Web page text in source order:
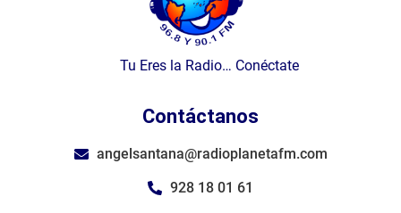
Tu Eres la Radio… Conéctate
Contáctanos
angelsantana@radioplanetafm.com
928 18 01 61